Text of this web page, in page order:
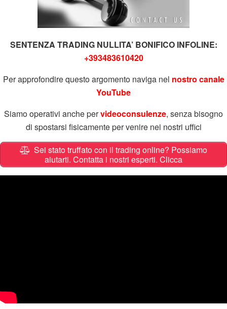
SENTENZA TRADING NULLITA’ BONIFICO INFOLINE:
+393483610420
Per approfondire questo argomento naviga nel nostro canale
YouTube
Siamo operativi anche pervideoconsulenze, senza bisogno
di spostarsi fisicamente per venire nei nostri uffici
Sei stato truffato con il trading online? Possiamo
aiutarti. Contatta i nostri esperti. Clicca